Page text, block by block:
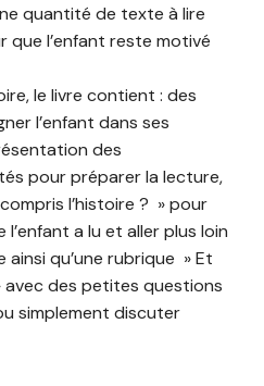
quantité de texte à lire
l’enfant reste motivé
le livre contient : des
l’enfant dans ses
des
pour préparer la lecture,
l’histoire ? » pour
a lu et aller plus loin
qu’une rubrique » Et
avec des petites questions
simplement discuter